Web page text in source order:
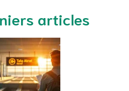
articles